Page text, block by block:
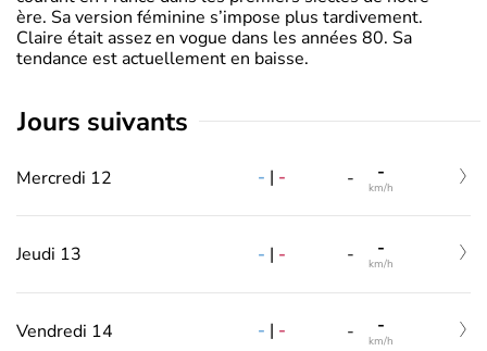
ère. Sa version féminine s’impose plus tardivement.
Claire était assez en vogue dans les années 80. Sa
tendance est actuellement en baisse.
jours suivants
Mercredi 12 - | - - -
km/h
Jeudi 13 - | - - -
km/h
Vendredi 14 - | - - -
km/h